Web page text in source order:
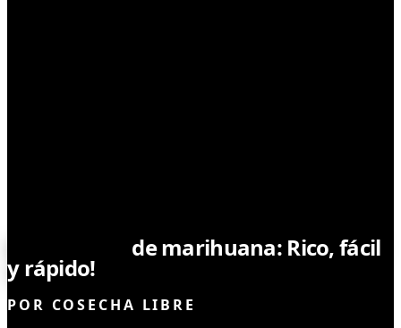
de marihuana: Rico, fácil
y rápido!
POR COSECHA LIBRE